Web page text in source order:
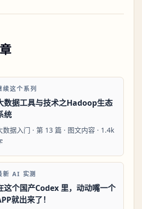
续这个系列
数据工具与技术之Hadoop生态
统
数据入门 · 第 13 篇 · 图文内容 · 1.4k
新 AI 实测
这个国产Codex 里，动动嘴一个
就出来了！